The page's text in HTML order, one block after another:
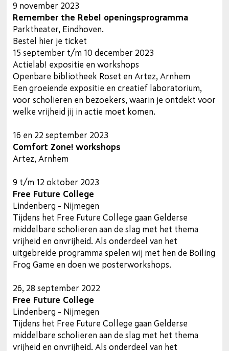
9 november 2023
Remember the Rebel openingsprogramma
Parktheater, Eindhoven.
Bestel hier je ticket
15 september t/m 10 december 2023
Actielab! expositie en workshops
Openbare bibliotheek Roset en Artez, Arnhem
Een groeiende expositie en creatief laboratorium,
voor scholieren en bezoekers, waarin je ontdekt voor
welke vrijheid jij in actie moet komen.
16 en 22 september 2023
Comfort Zone! workshops
Artez, Arnhem
9 t/m 12 oktober 2023
Free Future College
Lindenberg - Nijmegen
Tijdens het Free Future College gaan Gelderse
middelbare scholieren aan de slag met het thema
vrijheid en onvrijheid. Als onderdeel van het
uitgebreide programma spelen wij met hen de Boiling
Frog Game en doen we posterworkshops.
26, 28 september 2022
Free Future College
Lindenberg - Nijmegen
Tijdens het Free Future College gaan Gelderse
middelbare scholieren aan de slag met het thema
vrijheid en onvrijheid. Als onderdeel van het